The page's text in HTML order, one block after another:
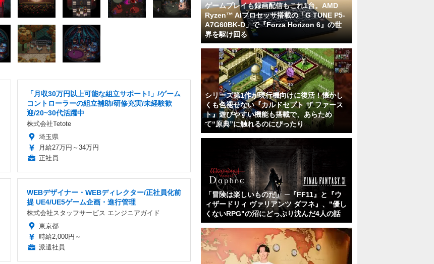
「月収30万円以上可能な組立サポート!」/ゲーム
コントローラーの組立補助/研修充実/未経験歓
迎/20~30代活躍中
株式会社Tetote
埼玉県
月給27万円～34万円
正社員
WEBデザイナー・WEBディレクター/正社員化前
提 UE4/UE5ゲーム企画・進行管理
株式会社スタッフサービス エンジニアガイド
東京都
時給2,000円～
派遣社員
ゲームプレイも録画配信もこれ1台。AMD
Ryzen™ AIプロセッサ搭載の「G TUNE P5-
A7G60BK-D」で『Forza Horizon 6』の世
界を駆け回る
シリーズ第1作が現行機向けに復活！懐かし
くも色褪せない『カルドセプト ザ ファース
ト』遊びやすい機能も搭載で、あらため
て“原典”に触れるのにぴったり
「冒険は楽しいものだ」 ─『FF11』と『ウ
ィザードリィ ヴァリアンツ ダフネ』、"優し
くないRPG"の沼にどっぷり沈んだ4人の話